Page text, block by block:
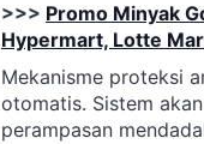
>>> Promo Minyak
Hypermart, Lotte
Mekanisme proteksi
otomatis. Sistem
perampasan